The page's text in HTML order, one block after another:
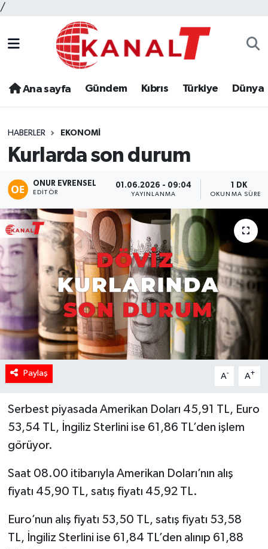
/
Ana sayfa Gündem Kıbrıs Türkiye Dünya
HABERLER EKONOMI
Kurlarda son durum
ONUR EVRENSEL
EDITÖR
01.06.2026 - 09:04
YAYINLANMA
1 DK
OKUNMA SÜRESI
Paylaş A- A+
Serbest piyasada Amerikan Doları 45,91 TL, Euro
53,54 TL, İngiliz Sterlini ise 61,86 TL’den işlem
görüyor.
Saat 08.00 itibarıyla Amerikan Doları’nın alış
fiyatı 45,90 TL, satış fiyatı 45,92 TL.
Euro’nun alış fiyatı 53,50 TL, satış fiyatı 53,58
TL, İngiliz Sterlini ise 61,84 TL’den alınıp 61,88